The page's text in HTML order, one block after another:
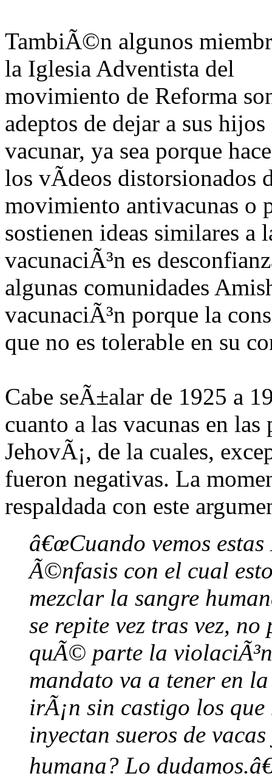
TambiÃ©n algunos
la Iglesia Adventista del
movimiento de Reforma
adeptos de dejar a sus
vacunar, ya sea porque
los vÃ­deos distorsionados
movimiento antivacunas o
sostienen ideas similares a
vacunaciÃ³n es
algunas comunidades
vacunaciÃ³n porque la
que no es tolerable en su
Cabe seÃ±alar de 1925 a
cuanto a las vacunas en
JehovÃ¡, de la cuales,
fueron negativas. La
respaldada con este
â€œCuando vemos
Ã©nfasis con el cual
mezclar la sangre
se repite vez tras vez,
quÃ© parte la
mandato va a tener en
irÃ¡n sin castigo los
inyectan sueros de
humana? Lo